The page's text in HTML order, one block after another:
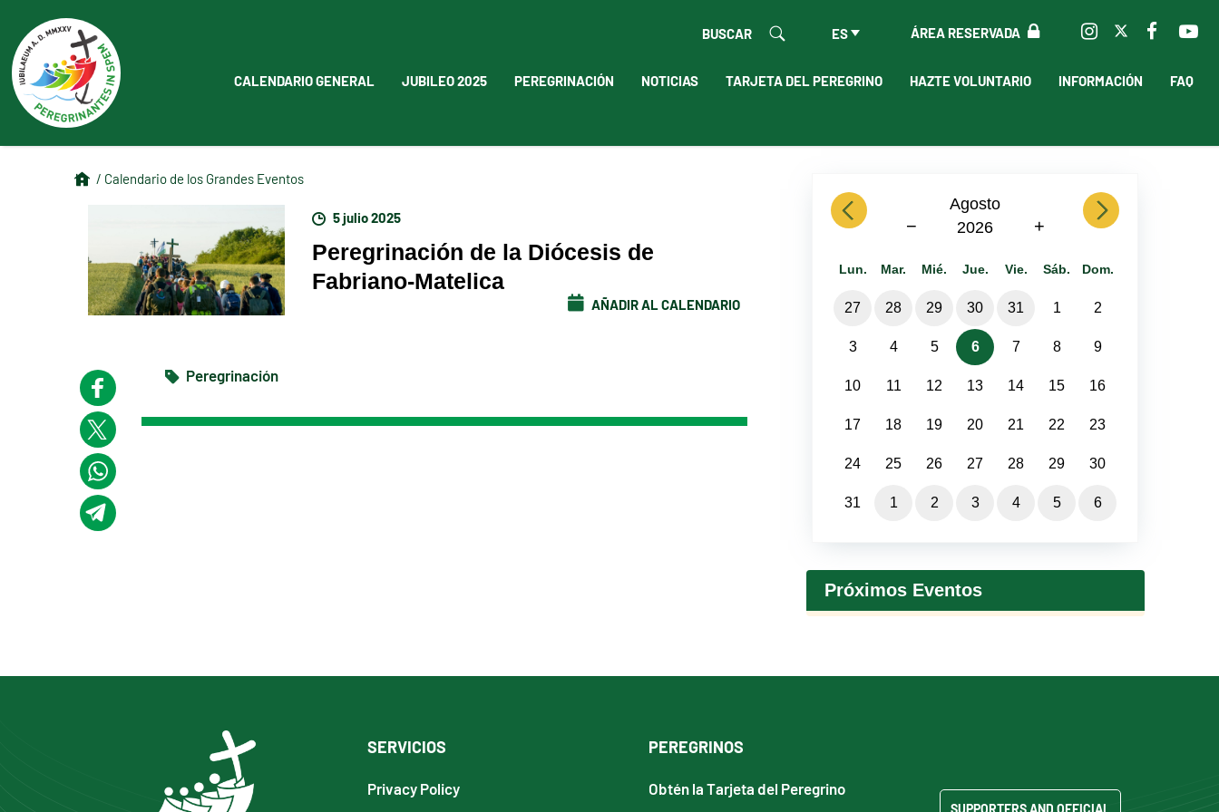
ÁREA RESERVADA
ES
BUSCAR
CALENDARIO GENERAL JUBILEO 2025 PEREGRINACIÓN NOTICIAS TARJETA DEL PEREGRINO HAZTE VOLUNTARIO INFORMACIÓN FAQ
/ Calendario de los Grandes Eventos
5 julio 2025
Peregrinación de la Diócesis de
Fabriano-Matelica
AÑADIR AL CALENDARIO
Peregrinación
previous
Agosto
2026
− +
next
Lun. Mar. Mié. Jue. Vie. Sáb. Dom.
27 28 29 30 31 1 2
3 4 5 6 7 8 9
10 11 12 13 14 15 16
17 18 19 20 21 22 23
24 25 26 27 28 29 30
31 1 2 3 4 5 6
Próximos Eventos
SERVICIOS
Privacy Policy
PEREGRINOS
Obtén la Tarjeta del Peregrino
SUPPORTERS AND OFFICIAL